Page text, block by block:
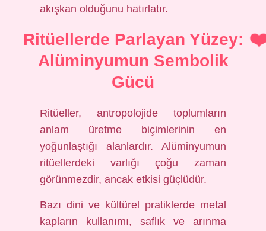
akışkan olduğunu hatırlatır.
Ritüellerde Parlayan Yüzey:
Alüminyumun Sembolik
Gücü
Ritüeller, antropolojide toplumların
anlam üretme biçimlerinin en
yoğunlaştığı alanlardır. Alüminyumun
ritüellerdeki varlığı çoğu zaman
görünmezdir, ancak etkisi güçlüdür.
Bazı dini ve kültürel pratiklerde metal
kapların kullanımı, saflık ve arınma